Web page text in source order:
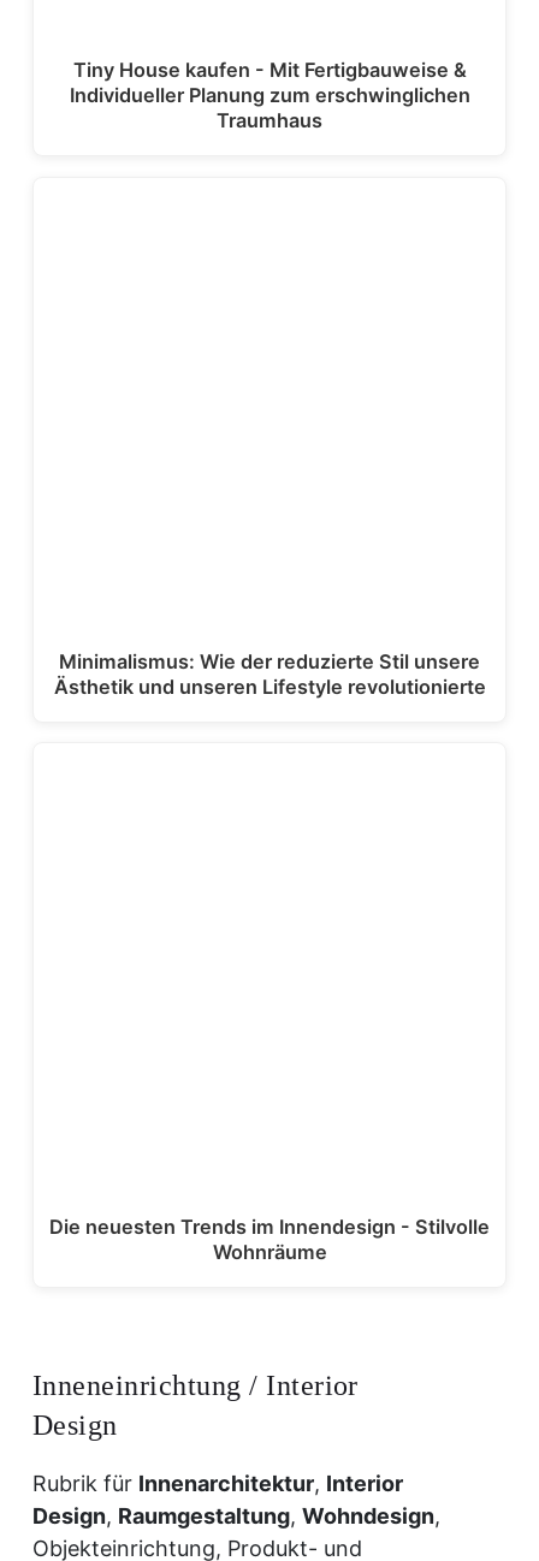
Tiny House kaufen - Mit Fertigbauweise &
Individueller Planung zum erschwinglichen
Traumhaus
Minimalismus: Wie der reduzierte Stil unsere
Ästhetik und unseren Lifestyle revolutionierte
Die neuesten Trends im Innendesign - Stilvolle
Wohnräume
Inneneinrichtung / Interior
Design
Rubrik für Innenarchitektur, Interior
Design, Raumgestaltung, Wohndesign,
Objekteinrichtung, Produkt- und